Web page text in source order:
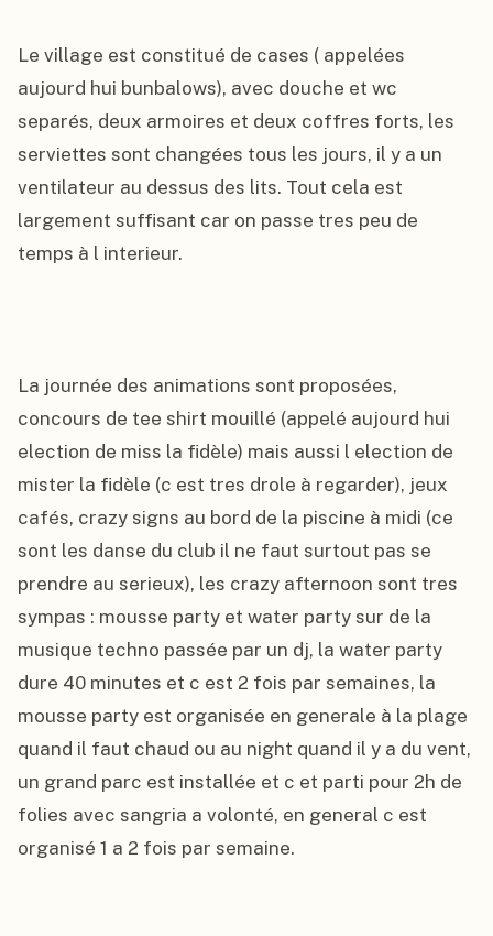
Le village est constitué de cases ( appelées
aujourd hui bunbalows), avec douche et wc
separés, deux armoires et deux coffres forts, les
serviettes sont changées tous les jours, il y a un
ventilateur au dessus des lits. Tout cela est
largement suffisant car on passe tres peu de
temps à l interieur.
La journée des animations sont proposées,
concours de tee shirt mouillé (appelé aujourd hui
election de miss la fidèle) mais aussi l election de
mister la fidèle (c est tres drole à regarder), jeux
cafés, crazy signs au bord de la piscine à midi (ce
sont les danse du club il ne faut surtout pas se
prendre au serieux), les crazy afternoon sont tres
sympas : mousse party et water party sur de la
musique techno passée par un dj, la water party
dure 40 minutes et c est 2 fois par semaines, la
mousse party est organisée en generale à la plage
quand il faut chaud ou au night quand il y a du vent,
un grand parc est installée et c et parti pour 2h de
folies avec sangria a volonté, en general c est
organisé 1 a 2 fois par semaine.